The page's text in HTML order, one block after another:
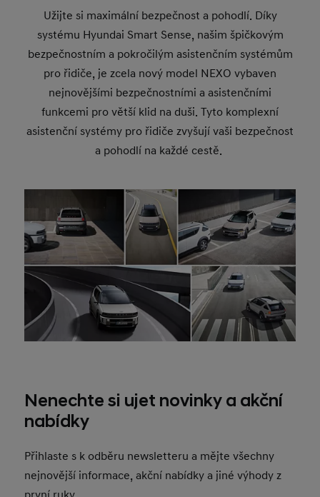
Užijte si maximální bezpečnost a pohodlí. Díky
systému Hyundai Smart Sense, našim špičkovým
bezpečnostním a pokročilým asistenčním systémům
pro řidiče, je zcela nový model NEXO vybaven
nejnovějšími bezpečnostními a asistenčními
funkcemi pro větší klid na duši. Tyto komplexní
asistenční systémy pro řidiče zvyšují vaši bezpečnost
a pohodlí na každé cestě.
Nenechte si ujet novinky a akční
nabídky
Přihlaste s k odběru newsletteru a mějte všechny
nejnovější informace, akční nabídky a jiné výhody z